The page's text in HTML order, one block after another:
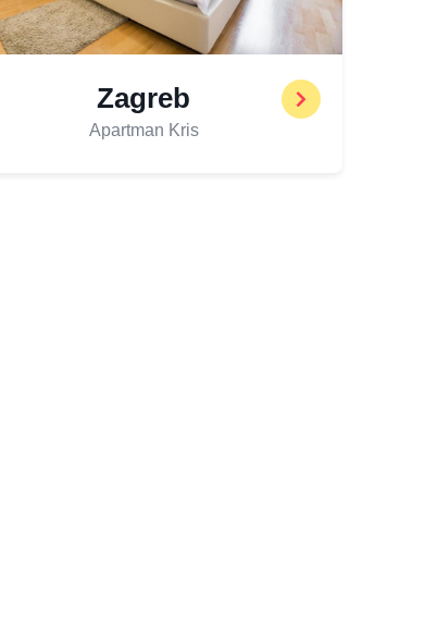
Zagreb
Apartman Kris